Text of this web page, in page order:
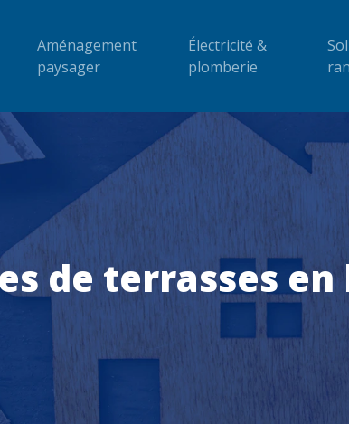
Aménagement
paysager
Électricité &
plomberie
de terrasses